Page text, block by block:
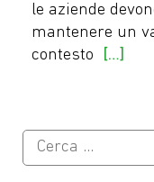
le aziende
mantenere un
contesto
[…]
Ricerca